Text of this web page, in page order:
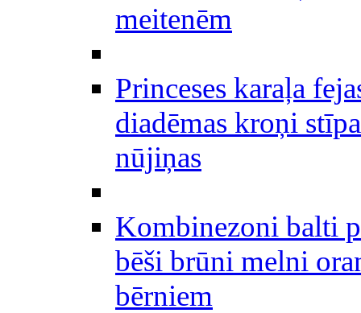
meitenēm
Princeses karaļa
diadēmas kroņi
nūjiņas
Kombinezoni balti
bēši brūni melni
bērniem